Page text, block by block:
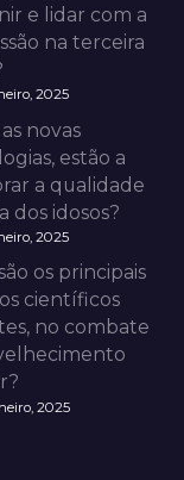
e lidar com a
na terceira
2025
novas
estão a
a qualidade
dos idosos?
2025
os principais
científicos
no combate
2025